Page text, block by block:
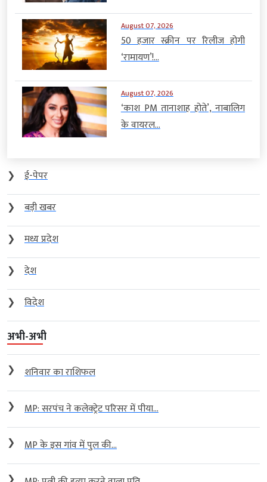
August 07, 2026
50 हजार स्क्रीन पर रिलीज होगी
‘रामायण’!...
August 07, 2026
‘काश PM तानाशाह होते’, नाबालिग
के वायरल...
❯
ई-पेपर
❯
बड़ी खबर
❯
मध्य प्रदेश
❯
देश
❯
विदेश
अभी-अभी
❯ शनिवार का राशिफल
❯ MP: सरपंच ने कलेक्ट्रेट परिसर में पीया...
❯ MP के इस गांव में पुल की...